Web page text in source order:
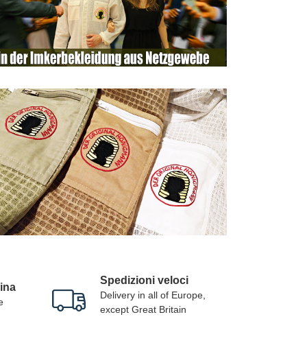
Spedizioni veloci
Delivery in all of Europe,
except Great Britain